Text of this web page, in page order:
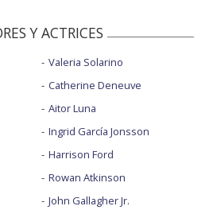
Y ACTRICES
Valeria Solarino
Catherine Deneuve
Aitor Luna
Ingrid García Jonsson
Harrison Ford
Rowan Atkinson
John Gallagher Jr.